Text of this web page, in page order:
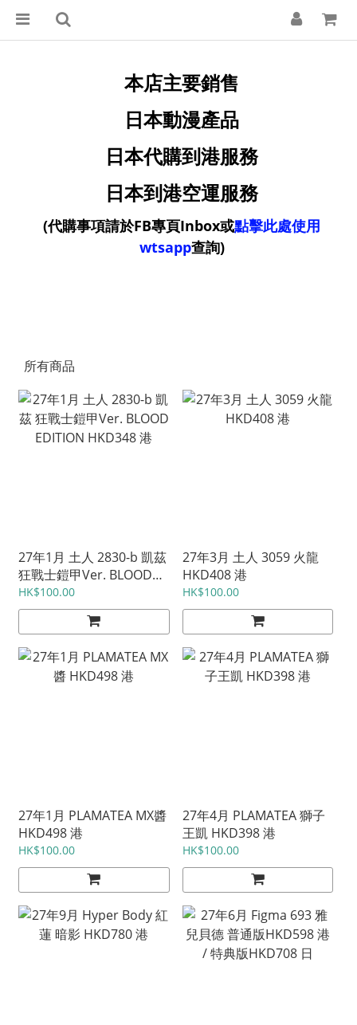
本店主要銷售
日本動漫產品
日本代購到港服務
日本到港空運服務
(代購事項請於FB專頁Inbox或點擊此處使用
wtsapp查詢)
所有商品
27年1月 土人 2830-b 凱茲
狂戰士鎧甲Ver. BLOOD
EDITION HKD348 港
HK$100.00
27年3月 土人 3059 火龍
HKD408 港
HK$100.00
27年1月 PLAMATEA MX醬
HKD498 港
HK$100.00
27年4月 PLAMATEA 獅子
王凱 HKD398 港
HK$100.00